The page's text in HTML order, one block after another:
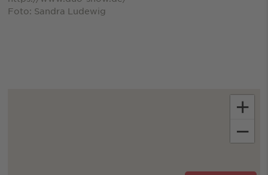
Foto: Sandra Ludewig
+
−